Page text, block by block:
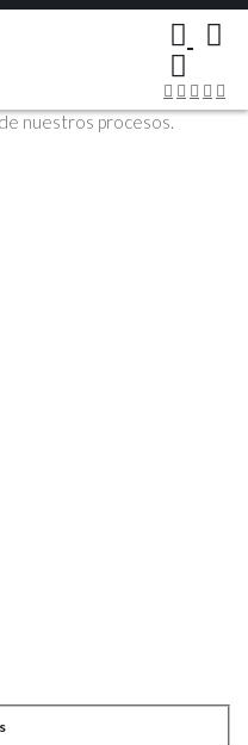
sus opiniones son muy
nuestros procesos.